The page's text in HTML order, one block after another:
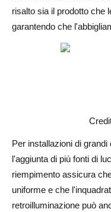
risalto sia il prodotto che
garantendo che
Per installazioni di
l'aggiunta di più fonti di
riempimento assicura
uniforme e che
retroilluminazione può